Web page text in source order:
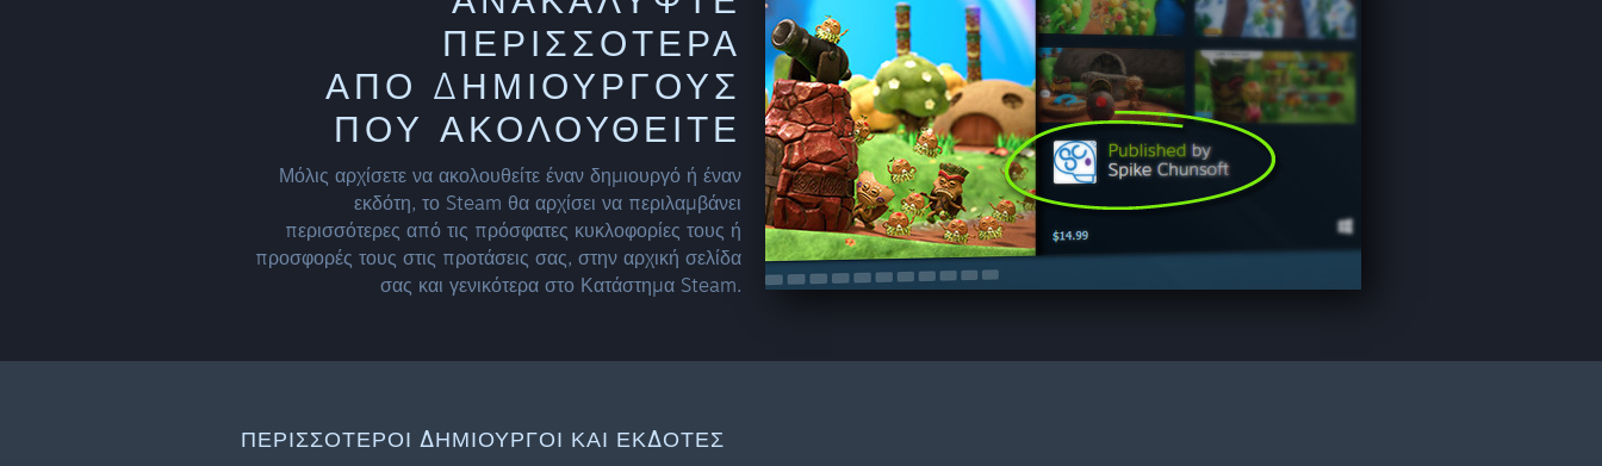
ΠΕΡΙΣΣΌΤΕΡΑ
ΑΠΌ ΔΗΜΙΟΥΡΓΟΎΣ
ΠΟΥ ΑΚΟΛΟΥΘΕΊΤΕ
Μόλις αρχίσετε να ακολουθείτε έναν δημιουργό ή έναν
εκδότη, το Steam θα αρχίσει να περιλαμβάνει
περισσότερες από τις πρόσφατες κυκλοφορίες τους ή
προσφορές τους στις προτάσεις σας, στην αρχική σελίδα
σας και γενικότερα στο Κατάστημα Steam.
ΠΕΡΙΣΣΌΤΕΡΟΙ ΔΗΜΙΟΥΡΓΟΊ ΚΑΙ ΕΚΔΌΤΕΣ